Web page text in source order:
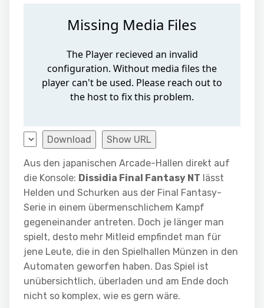
Download Show URL
Aus den japanischen Arcade-Hallen direkt auf
die Konsole: Dissidia Final Fantasy NT lässt
Helden und Schurken aus der Final Fantasy-
Serie in einem übermenschlichem Kampf
gegeneinander antreten. Doch je länger man
spielt, desto mehr Mitleid empfindet man für
jene Leute, die in den Spielhallen Münzen in den
Automaten geworfen haben. Das Spiel ist
unübersichtlich, überladen und am Ende doch
nicht so komplex, wie es gern wäre.